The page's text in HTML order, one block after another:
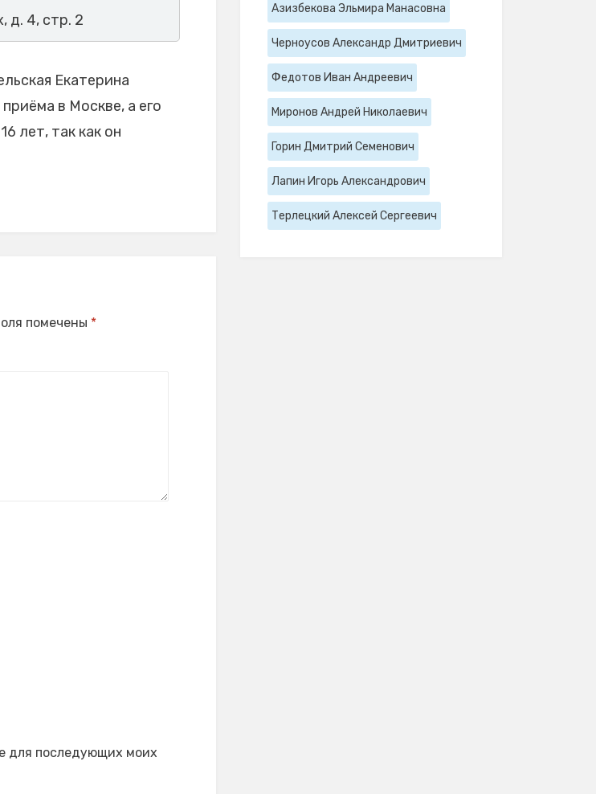
д. 4, стр. 2
Екатерина
в Москве, а его
лет, так как он
помечены *
для последующих моих
Азизбекова Эльмира Манасовна
Черноусов Александр Дмитриевич
Федотов Иван Андреевич
Миронов Андрей Николаевич
Горин Дмитрий Семенович
Лапин Игорь Александрович
Терлецкий Алексей Сергеевич